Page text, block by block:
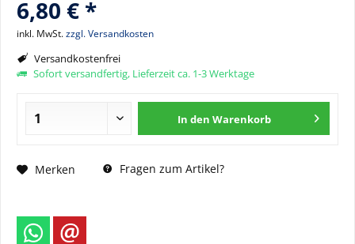
6,80 € *
inkl. MwSt.zzgl. Versandkosten
Versandkostenfrei
Sofort versandfertig, Lieferzeit ca. 1-3 Werktage
In den Warenkorb
Merken Fragen zum Artikel?